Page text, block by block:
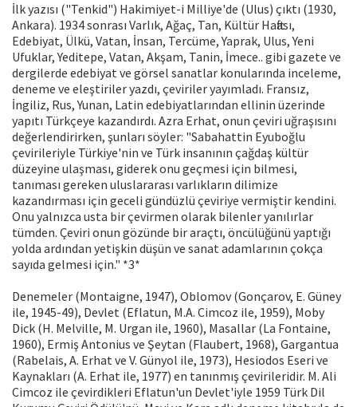
İlk yazısı ("Tenkid") Hakimiyet-i Milliye'de (Ulus) çıktı (1930,
Ankara). 1934 sonrası Varlık, Ağaç, Tan, Kültür Haftası,
Edebiyat, Ülkü, Vatan, İnsan, Tercüme, Yaprak, Ulus, Yeni
Ufuklar, Yeditepe, Vatan, Akşam, Tanin, İmece.. gibi gazete ve
dergilerde edebiyat ve görsel sanatlar konularında inceleme,
deneme ve eleştiriler yazdı, çeviriler yayımladı. Fransız,
İngiliz, Rus, Yunan, Latin edebiyatlarından ellinin üzerinde
yapıtı Türkçeye kazandırdı. Azra Erhat, onun çeviri uğraşısını
değerlendirirken, şunları söyler: "Sabahattin Eyuboğlu
çevirileriyle Türkiye'nin ve Türk insanının çağdaş kültür
düzeyine ulaşması, giderek onu geçmesi için bilmesi,
tanıması gereken uluslararası varlıkların dilimize
kazandırması için geceli gündüzlü çeviriye vermiştir kendini.
Onu yalnızca usta bir çevirmen olarak bilenler yanılırlar
tümden. Çeviri onun gözünde bir araçtı, öncülüğünü yaptığı
yolda ardından yetişkin düşün ve sanat adamlarının çokça
sayıda gelmesi için." *3*
Denemeler (Montaigne, 1947), Oblomov (Gonçarov, E. Güney
ile, 1945-49), Devlet (Eflatun, M.A. Cimcoz ile, 1959), Moby
Dick (H. Melville, M. Urgan ile, 1960), Masallar (La Fontaine,
1960), Ermiş Antonius ve Şeytan (Flaubert, 1968), Gargantua
(Rabelais, A. Erhat ve V. Günyol ile, 1973), Hesiodos Eseri ve
Kaynakları (A. Erhat ile, 1977) en tanınmış çevirileridir. M. Ali
Cimcoz ile çevirdikleri Eflatun'un Devlet'iyle 1959 Türk Dil